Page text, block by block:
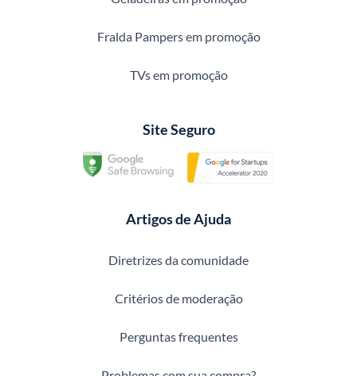
Fralda Pampers em promoção
TVs em promoção
Site Seguro
Artigos de Ajuda
Diretrizes da comunidade
Critérios de moderação
Perguntas frequentes